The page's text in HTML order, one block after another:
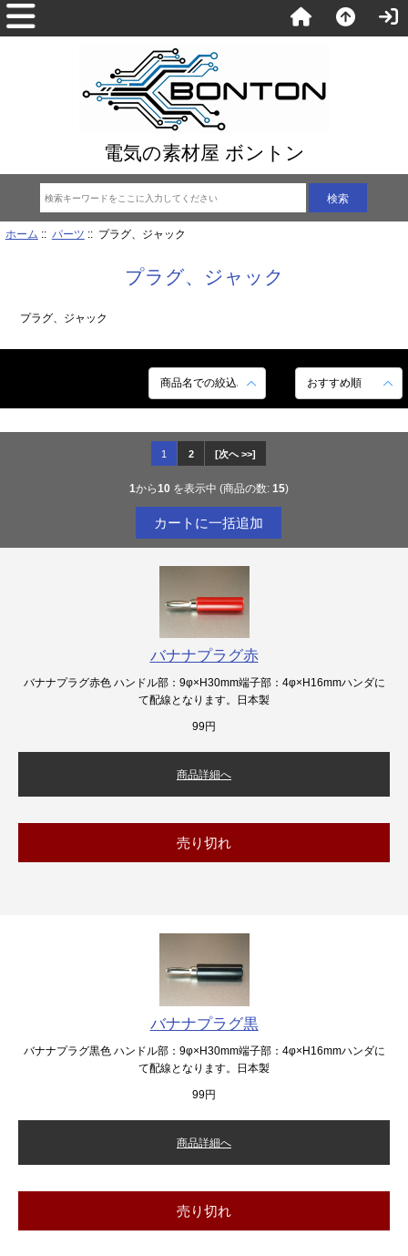
電気の素材屋 ボントン
ホーム :: パーツ :: プラグ、ジャック
プラグ、ジャック
プラグ、ジャック
1 2 [次へ >>]
1から10を表示中 (商品の数: 15)
バナナプラグ赤
バナナプラグ赤色 ハンドル部：9φ×H30mm端子部：4φ×H16mmハンダに
て配線となります。日本製
99円
商品詳細へ
売り切れ
バナナプラグ黒
バナナプラグ黒色 ハンドル部：9φ×H30mm端子部：4φ×H16mmハンダに
て配線となります。日本製
99円
商品詳細へ
売り切れ